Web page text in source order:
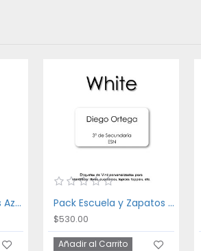
Pack Ropa y Zapatos Azul Pack Escuela y Zapatos White
$530.00
Añadir al Carrito